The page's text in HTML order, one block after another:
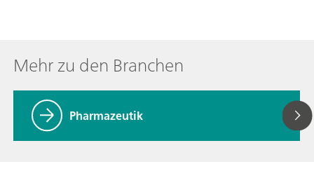
Mehr zu den Branchen
Pharmazeutik